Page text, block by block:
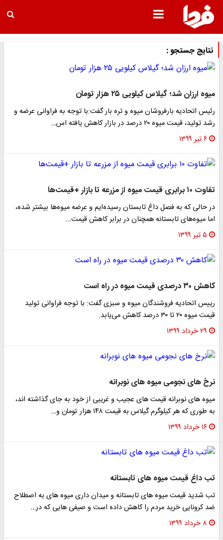
نتایج جستجو :
میوه ارزان شد؛ گیلاس کیلویی ۲۵ هزار تومان
رئیس اتحادیه بارفروشان میوه و تره بار گفت:با توجه به فراوانی عرضه و
رشد تولید، قیمت میوه ۲۰ درصد در بازار کاهش یافته اس…
۶ تیر ۱۳۹۹
تفاوت ۱۰ برابری قیمت میوه از مزرعه تا بازار +قیمت‌ها
در حالی که به فصل داغ تابستان رسیده‌ایم و عرضه میوه‌ها بیشتر شده،
اما میوه‌های تابستانه همچنان در برابر کاهش قیمت…
۵ تیر ۱۳۹۹
کاهش ۳۰ درصدی قیمت میوه در راه است
رییس اتحادیه فروشندگان میوه و سبزی گفت: با توجه فراوانی تولید
قیمت میوه ۲۰ تا ۳۰ درصد کاهش می‌یابد.
۲۹ خرداد ۱۳۹۹
نرخ های نجومی میوه های نوبرانه
میوه های نوبرانه قیمت های عجیب و غریبی از خود به جای گذاشته اند،
به طوری که هر کیلوگرم گیلاس به قیمت ۱۴۸ هزار تومان و…
۱۶ خرداد ۱۳۹۹
تب داغ قیمت میوه های تابستانه
تب شدید قیمت میوه های تابستانه و میدان داری میوه های به اصطلاح
ضد کرونایی خرید مردم را کاهش داده است و صیفی هایی که در…
۸ خرداد ۱۳۹۹